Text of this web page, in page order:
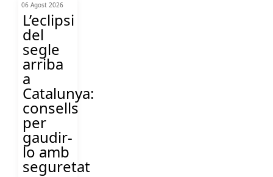
06 Agost 2026
L’eclipsi
del
segle
arriba
a
Catalunya:
consells
per
gaudir-
lo amb
seguretat